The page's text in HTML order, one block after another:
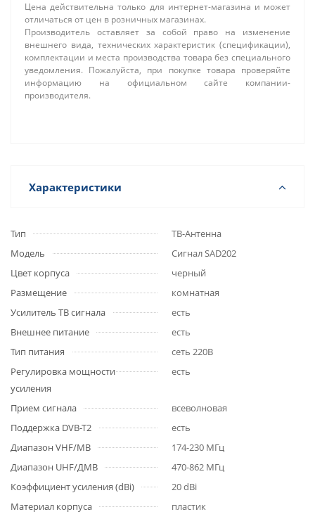
Цена действительна только для интернет-магазина и может
отличаться от цен в розничных магазинах.
Производитель оставляет за собой право на изменение
внешнего вида, технических характеристик (спецификации),
комплектации и места производства товара без специального
уведомления. Пожалуйста, при покупке товара проверяйте
информацию на официальном сайте компании-
производителя.
Характеристики
Тип
ТВ-Антенна
Модель
Сигнал SAD202
Цвет корпуса
черный
Размещение
комнатная
Усилитель ТВ сигнала
есть
Внешнее питание
есть
Тип питания
сеть 220В
Регулировка мощности
усиления
есть
Прием сигнала
всеволновая
Поддержка DVB-T2
есть
Диапазон VHF/МВ
174-230 МГц
Диапазон UHF/ДМВ
470-862 МГц
Коэффициент усиления (dBi)
20 dBi
Материал корпуса
пластик